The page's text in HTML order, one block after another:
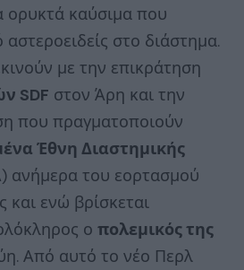
ορυκτά καύσιμα που
στο διάστημα.
με την επικράτηση
SDF στον Άρη και την
που πραγματοποιούν
Έθνη Διαστημικής
ανήμερα του εορτασμού
και ενώ βρίσκεται
ο πολεμικός της
Από αυτό το νέο Περλ